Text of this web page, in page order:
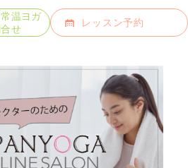
温ヨガ
せ
レッスン予約